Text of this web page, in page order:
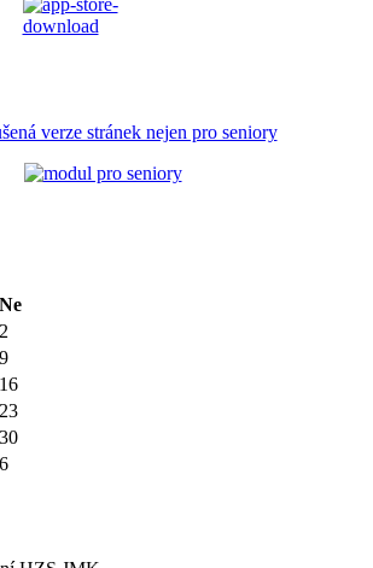
verze stránek nejen pro seniory
Ne
2
9
16
23
30
6